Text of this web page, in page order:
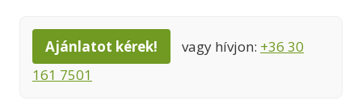
Ajánlatot kérek! vagy hívjon: +36 30
161 7501